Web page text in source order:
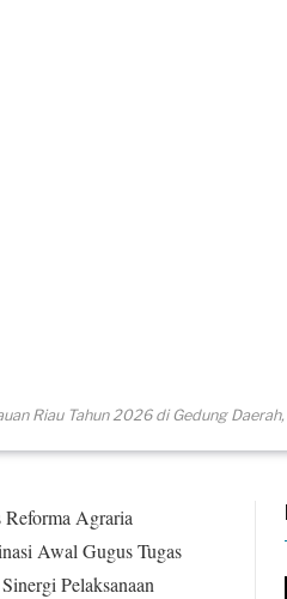
Riau Tahun 2026 di Gedung
Agraria
Awal Gugus Tugas
Pelaksanaan